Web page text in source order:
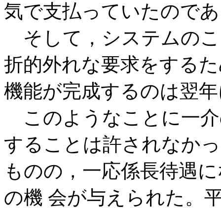
気で支払っていたので
そして，システムの
折的外れな要求をする
機能が完成するのは翌
このようなことに一
することは許されなか
ものの，一応係長待遇
の機 会が与えられた。